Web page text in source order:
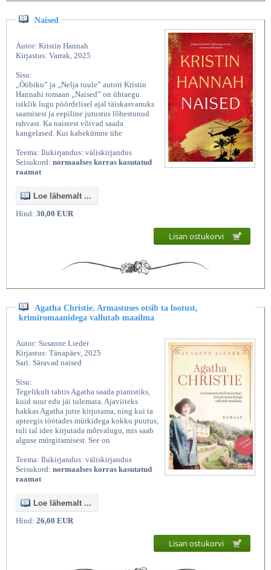
Naised
Autor: Kristin Hannah
Kirjastus: Varrak, 2025
Sisu:
„Ööbiku” ja „Nelja tuule” autori Kristin
Hannahi romaan „Naised” on ühtaegu
isiklik lugu pöördelisel ajal täiskasvanuks
saamisest ja eepiline jutustus lõhestunud
rahvast. Ka naistest võivad saada
kangelased. Kui kahekümne ühe
Teema: Ilukirjandus: väliskirjandus
Seisukord: normaalses korras kasutatud
raamat
Loe lähemalt ...
Hind: 30,00 EUR
Lisan ostukorvi
Agatha Christie. Armastuses otsib ta lootust,
krimiromaanidega vallutab maailma
Autor: Susanne Lieder
Kirjastus: Tänapäev, 2025
Sari: Säravad naised
Sisu:
Tegelikult tahtis Agatha saada pianistiks,
kuid suur edu jäi tulemata. Ajaviiteks
hakkas Agatha jutte kirjutama, ning kui ta
apteegis töötades mürkidega kokku puutus,
tuli tal idee kirjutada mõrvalugu, mis saab
alguse mürgitamisest. See on
Teema: Ilukirjandus: väliskirjandus
Seisukord: normaalses korras kasutatud
raamat
Loe lähemalt ...
Hind: 26,00 EUR
Lisan ostukorvi